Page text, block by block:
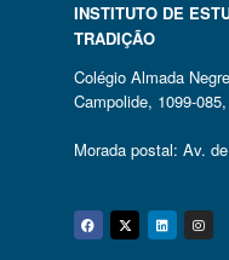
INSTITUTO DE
TRADIÇÃO
Colégio Almada
Campolide, 1099-
Morada postal: Av.
Facebook
Twitter